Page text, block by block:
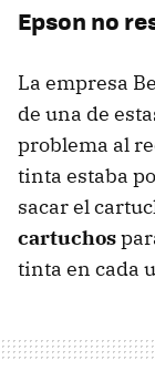
Epson no
La empresa
de una de
problema al
tinta estaba
sacar el
cartuchos
tinta en cada